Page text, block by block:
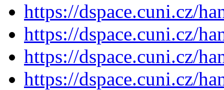
https://dspace.cuni.cz/
https://dspace.cuni.cz/
https://dspace.cuni.cz/
https://dspace.cuni.cz/